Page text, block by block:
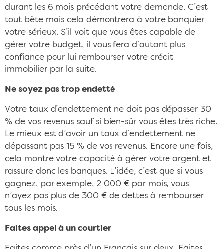
durant les 6 mois précédant votre demande. C’est
tout bête mais cela démontrera à votre banquier
votre sérieux. S’il voit que vous êtes capable de
gérer votre budget, il vous fera d’autant plus
confiance pour lui rembourser votre crédit
immobilier par la suite.
Ne soyez pas trop endetté
Votre taux d’endettement ne doit pas dépasser 30
% de vos revenus sauf si bien-sûr vous êtes très riche.
Le mieux est d’avoir un taux d’endettement ne
dépassant pas 15 % de vos revenus. Encore une fois,
cela montre votre capacité à gérer votre argent et
rassure donc les banques. L’idée, c’est que si vous
gagnez, par exemple, 2 000 € par mois, vous
n’ayez pas plus de 300 € de dettes à rembourser
tous les mois.
Faites appel à un courtier